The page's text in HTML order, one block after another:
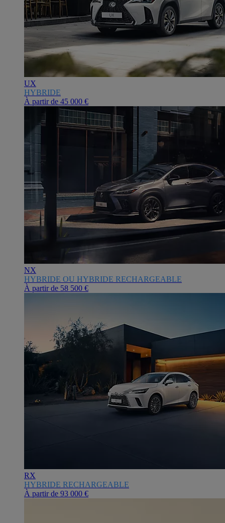
UX
HYBRIDE
À partir de 45 000 €
NX
HYBRIDE OU HYBRIDE RECHARGEABLE
À partir de 58 500 €
RX
HYBRIDE RECHARGEABLE
À partir de 93 000 €